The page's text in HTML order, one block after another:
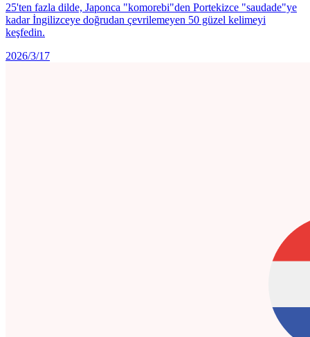
25'ten fazla dilde, Japonca "komorebi"den Portekizce "saudade"ye
kadar İngilizceye doğrudan çevrilemeyen 50 güzel kelimeyi
keşfedin.
2026/3/17